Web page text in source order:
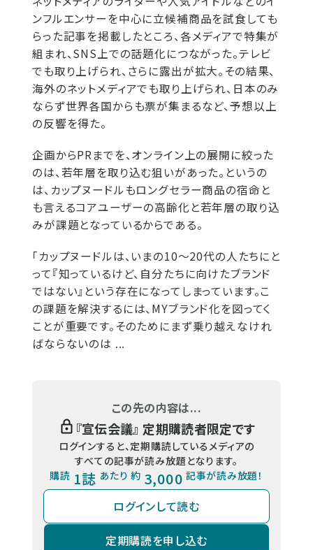
ンフルエンサーを中心に立候補商品を試食しても
らった記事を掲載したところ、各メディアで特集が
組まれ、SNS上での話題化につながった。テレビ
でも取り上げられ、さらに露出が拡大。その結果、
海外のネットメディアでも取り上げられ、日本のみ
ならず世界各国からも票が集まるなど、予想以上
の反響を得た。
企画からPRまでを、オンライン上の展開に絞った
のは、若年層を取り込む狙いがあった。というの
は、カップヌードルもロングセラー商品の宿命と
も言えるコアユーザーの高齢化と若年層の取り込
みが課題となっているからである。
「カップヌードルは、いまの10～20代の人たちにと
って『知っているけど、自分たちに向けたブランド
ではない』という存在になってしまっています。こ
の課題を解決するには、MYブランド化を図ってく
ことが重要です。そのためにまず乗り越えなけれ
ばならないのは ...
この先の内容は...
『宣伝会議』 定期購読者限定です
ログインすると、定期購読しているメディアの
すべての記事が読み放題となります。
購読 1誌 あたり 約 3,000 記事が読み放題！
ログインして読む
定期購読を申し込む